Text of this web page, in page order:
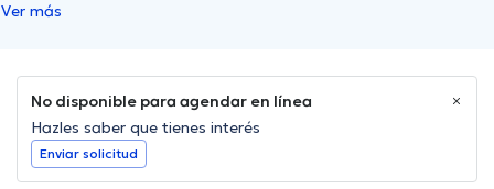
Ver más
No disponible para agendar en línea
Hazles saber que tienes interés
Enviar solicitud